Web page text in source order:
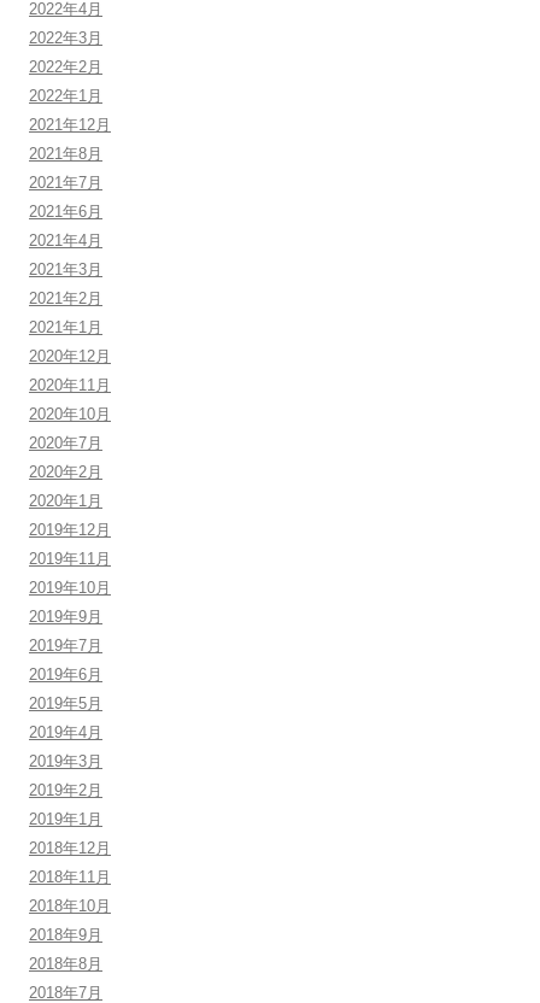
2022年4月
2022年3月
2022年2月
2022年1月
2021年12月
2021年8月
2021年7月
2021年6月
2021年4月
2021年3月
2021年2月
2021年1月
2020年12月
2020年11月
2020年10月
2020年7月
2020年2月
2020年1月
2019年12月
2019年11月
2019年10月
2019年9月
2019年7月
2019年6月
2019年5月
2019年4月
2019年3月
2019年2月
2019年1月
2018年12月
2018年11月
2018年10月
2018年9月
2018年8月
2018年7月